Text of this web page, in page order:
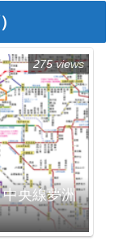
央線夢洲
275 views